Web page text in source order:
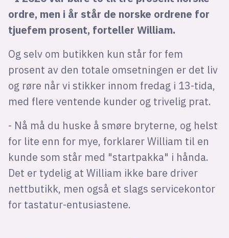
ordre, men i år står de norske ordrene for
tjuefem prosent, forteller William.
Og selv om butikken kun står for fem
prosent av den totale omsetningen er det liv
og røre når vi stikker innom fredag i 13-tida,
med flere ventende kunder og trivelig prat.
- Nå må du huske å smøre bryterne, og helst
for lite enn for mye, forklarer William til en
kunde som står med "startpakka" i hånda.
Det er tydelig at William ikke bare driver
nettbutikk, men også et slags servicekontor
for tastatur-entusiastene.